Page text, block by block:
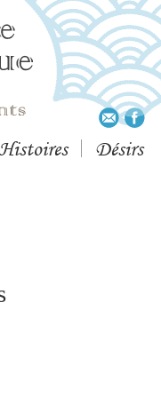
Histoires Désirs